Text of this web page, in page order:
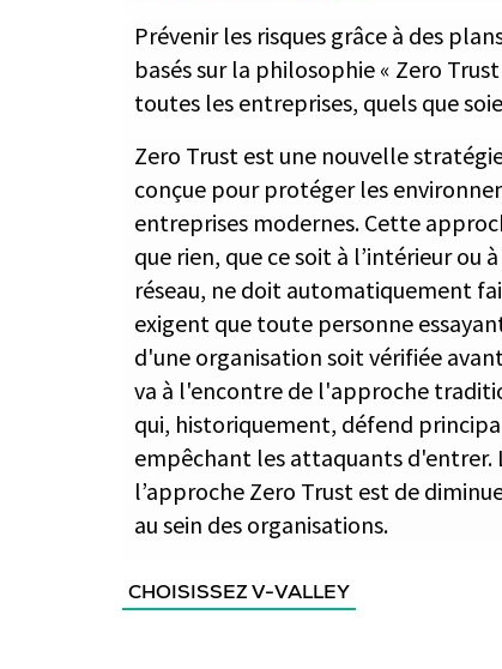
Prévenir les risques grâce à des
basés sur la philosophie « Zero
toutes les entreprises, quels que
Zero Trust est une nouvelle
conçue pour protéger les
entreprises modernes. Cette
que rien, que ce soit à l’intérieur ou
réseau, ne doit automatiquement
exigent que toute personne
d'une organisation soit vérifiée
va à l'encontre de l'approche
qui, historiquement, défend
empêchant les attaquants d'entrer.
l’approche Zero Trust est de
au sein des organisations.
CHOISISSEZ V-VALLEY